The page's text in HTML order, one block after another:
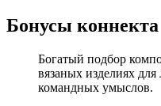
Бонусы коннекта
Богатый подбор
вязаных изделиях
командных умыслов.